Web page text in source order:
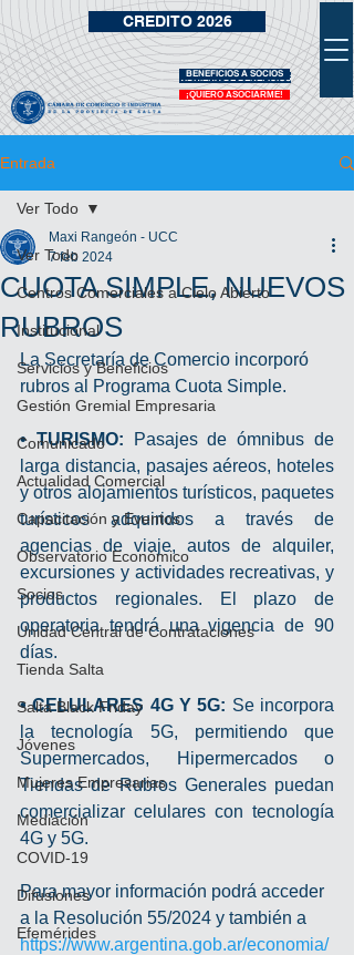
¡QUIERO ASOCIARME!
VIDRIERA DE BENEFICIOS
BENEFICIOS A SOCIOS
CREDITO 2026
Entrada
Ver Todo
Centros Comerciales a Cielo Abierto
Institucional
Servicios y Beneficios
Gestión Gremial Empresaria
Comunicado
Actualidad Comercial
Capacitación y Eventos
Observatorio Económico
Socios
Unidad Central de Contrataciones
Tienda Salta
Salta Black Friday
Jóvenes
Mujeres Empresarias
Mediación
COVID-19
Difusiones
Efemérides
Ver Todo
CUOTA SIMPLE, NUEVOS
RUBROS
Maxi Rangeón - UCC
7 feb 2024
La Secretaría de Comercio incorporó
rubros al Programa Cuota Simple.
• TURISMO: Pasajes de ómnibus de
larga distancia, pasajes aéreos, hoteles
y otros alojamientos turísticos, paquetes
turísticos adquiridos a través de
agencias de viaje, autos de alquiler,
excursiones y actividades recreativas, y
productos regionales. El plazo de
operatoria tendrá una vigencia de 90
días.
• CELULARES 4G Y 5G: Se incorpora
la tecnología 5G, permitiendo que
Supermercados, Hipermercados o
Tiendas de Rubros Generales puedan
comercializar celulares con tecnología
4G y 5G.
Para mayor información podrá acceder
a la Resolución 55/2024 y también a
https://www.argentina.gob.ar/economia/